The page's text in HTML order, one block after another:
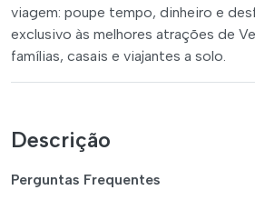
viagem: poupe tempo, dinheiro e
exclusivo às melhores atrações de
famílias, casais e viajantes a solo.
Descrição
Perguntas Frequentes